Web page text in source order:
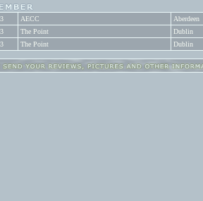
AECC
Aberdeen
The Point
Dublin
The Point Dublin